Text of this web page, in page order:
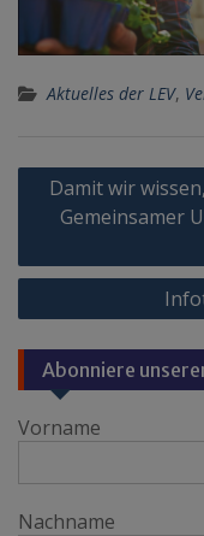
Aktuelles der LEV,
Damit wir
Gemeinsamer
Abonniere
Vorname
Nachname